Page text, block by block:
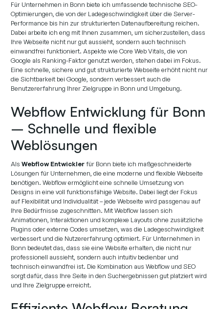
Für Unternehmen in Bonn biete ich umfassende technische SEO-
Optimierungen, die von der Ladegeschwindigkeit über die Server-
Performance bis hin zur strukturierten Datenaufbereitung reichen.
Dabei arbeite ich eng mit Ihnen zusammen, um sicherzustellen, dass
Ihre Webseite nicht nur gut aussieht, sondern auch technisch
einwandfrei funktioniert. Aspekte wie Core Web Vitals, die von
Google als Ranking-Faktor genutzt werden, stehen dabei im Fokus.
Eine schnelle, sichere und gut strukturierte Webseite erhöht nicht nur
die Sichtbarkeit bei Google, sondern verbessert auch die
Benutzererfahrung Ihrer Zielgruppe in Bonn und Umgebung.
Webflow Entwicklung für Bonn
– Schnelle und flexible
Weblösungen
AlsWebflow Entwicklerfür Bonn biete ich maßgeschneiderte
Lösungen für Unternehmen, die eine moderne und flexible Webseite
benötigen. Webflow ermöglicht eine schnelle Umsetzung von
Designs in eine voll funktionsfähige Website. Dabei liegt der Fokus
auf Flexibilität und Individualität – jede Webseite wird passgenau auf
Ihre Bedürfnisse zugeschnitten. Mit Webflow lassen sich
Animationen, Interaktionen und komplexe Layouts ohne zusätzliche
Plugins oder externe Codes umsetzen, was die Ladegeschwindigkeit
verbessert und die Nutzererfahrung optimiert. Für Unternehmen in
Bonn bedeutet das, dass sie eine Website erhalten, die nicht nur
professionell aussieht, sondern auch intuitiv bedienbar und
technisch einwandfrei ist. Die Kombination aus Webflow und SEO
sorgt dafür, dass Ihre Seite in den Suchergebnissen gut platziert wird
und Ihre Zielgruppe erreicht.